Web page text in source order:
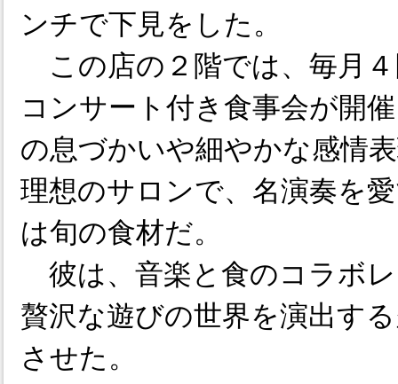
ンチで下見をした。
この店の２階では、毎月
コンサート付き食事会が開
の息づかいや細やかな感情
理想のサロンで、名演奏を
は旬の食材だ。
彼は、音楽と食のコラボ
贅沢な遊びの世界を演出す
させた。